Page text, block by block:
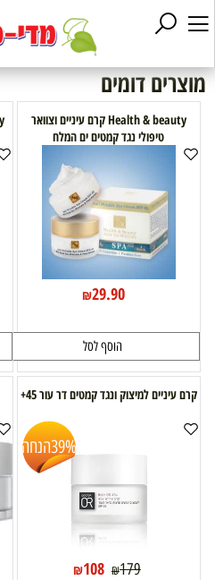
מוצרים דומים
Health & beauty קרם עיניים וצוואר
טיפולי נגד קמטים ים המלח
₪29.90
הוסף לסל
קרם עיניים למיצוק ונגד קמטים דר עור 45+
39%הנחה
₪179
₪108